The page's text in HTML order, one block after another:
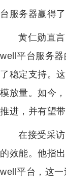
台服务器赢得
黄仁勋直
well平台服务
了稳定支持。
模放量。如今
推进，并有望
在接受采
的效能。他指
well平台，这